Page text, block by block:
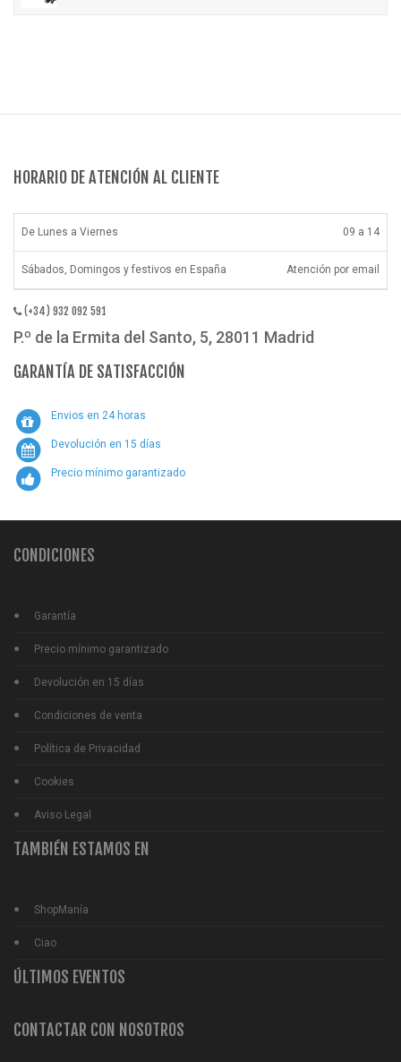
HORARIO DE ATENCIÓN AL CLIENTE
De Lunes a Viernes 09 a 14
Sábados, Domingos y festivos en España Atención por email
(+34) 932 092 591
P.º de la Ermita del Santo, 5, 28011 Madrid
GARANTÍA DE SATISFACCIÓN
Envios en 24 horas
Devolución en 15 días
Precio mínimo garantizado
CONDICIONES
Garantía
Precio mínimo garantizado
Devolución en 15 días
Condiciones de venta
Política de Privacidad
Cookies
Aviso Legal
TAMBIÉN ESTAMOS EN
ShopManía
Ciao
ÚLTIMOS EVENTOS
CONTACTAR CON NOSOTROS